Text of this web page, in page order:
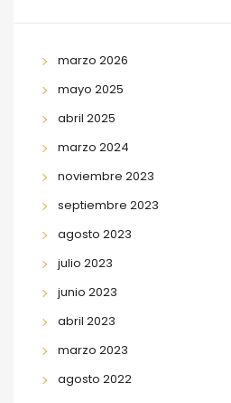
marzo 2026
mayo 2025
abril 2025
marzo 2024
noviembre 2023
septiembre 2023
agosto 2023
julio 2023
junio 2023
abril 2023
marzo 2023
agosto 2022